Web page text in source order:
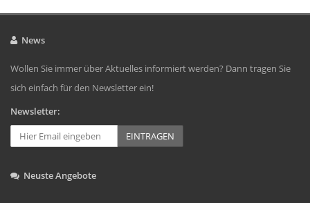
News
Wollen Sie immer über Aktuelles informiert werden? Dann tragen Sie
sich einfach für den Newsletter ein!
Newsletter:
EINTRAGEN
Neuste Angebote